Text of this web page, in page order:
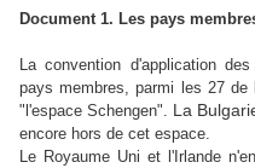
Document 1. Les pays
La convention d'application
pays membres, parmi les 27 de
"l'espace Schengen". La
encore hors de cet espace.
Le Royaume Uni et l'Irlande